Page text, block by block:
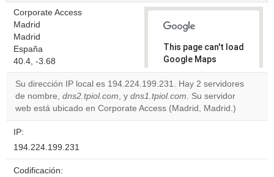
Corporate Access
Madrid
Madrid
España
40.4, -3.68
This page can't load
Google Maps
correctly.
Do you
own this
OK
Su dirección IP local es 194.224.199.231. Hay 2 servidores
de nombre, dns2.tpiol.com, y dns1.tpiol.com. Su servidor
web está ubicado en Corporate Access (Madrid, Madrid.)
IP:
194.224.199.231
Codificación: